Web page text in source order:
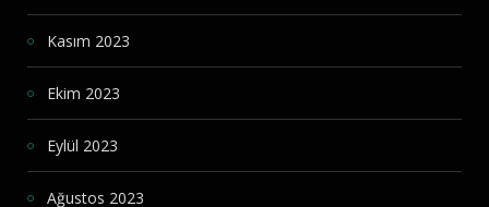
Kasım 2023
Ekim 2023
Eylül 2023
Ağustos 2023